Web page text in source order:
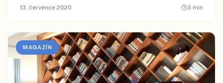
13. července 2020 3 min
MAGAZÍN